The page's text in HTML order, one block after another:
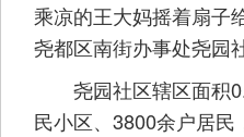
乘凉的王大妈摇着扇子
尧都区南街办事处尧园
尧园社区辖区面积
民小区、3800余户居